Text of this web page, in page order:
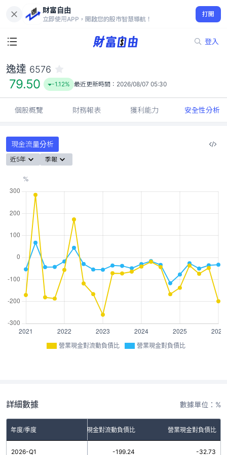
財富自由
立即使用APP，開啟您的股市智慧導航！
打開
登入
79.50
-1.12%
逸達 6576
79.50 -1.12% 最近更新時間： 2026/08/07 05:30
個股概覽 財務報表 獲利能力 安全性分析
現金流量分析
近5年 季報
營業現金對流動負債比 營業現金對負債比
詳細數據 數據單位：%
年度/季度 營業現金對流動負債比 營業現金對負債比
2026-Q1 -199.24 -32.73